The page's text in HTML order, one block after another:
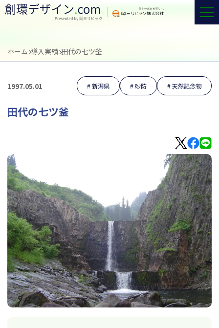
ホーム 導入実績 田代の七ツ釜
1997.05.01 新潟県 砂防 天然記念物
田代の七ツ釜